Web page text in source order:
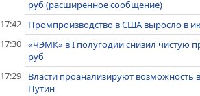
руб (расширенное сообщение)
17:42
Промпроизводство в США выросло в
17:30 «ЧЭМК» в I полугодии снизил чистую
руб
17:29
Власти проанализируют возможность
Путин